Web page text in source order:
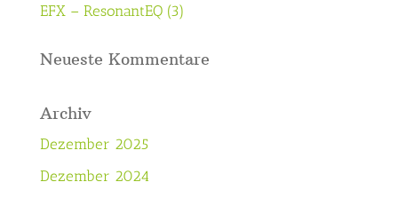
EFX – ResonantEQ (3)
Neueste Kommentare
Archiv
Dezember 2025
Dezember 2024